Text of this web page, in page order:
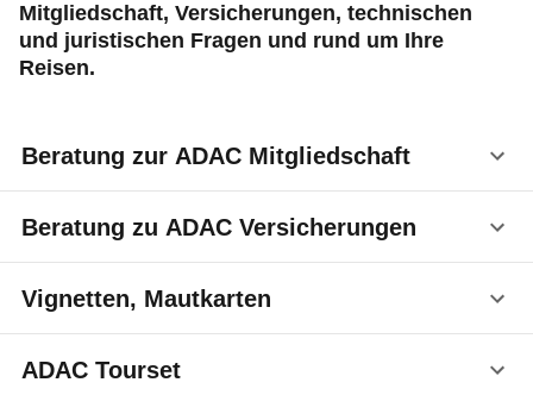
Mitgliedschaft, Versicherungen, technischen
und juristischen Fragen und rund um Ihre
Reisen.
Beratung zur ADAC Mitgliedschaft
ADAC Mitglied werden
für Ihre Lebenssituation
Mitgliedschaft schützen
Beratung zu ADAC Versicherungen
ADAC Autoversicherung
Vignetten, Mautkarten
Sie erhalten bei uns Autobahn-Vignetten für
ADAC Tourset